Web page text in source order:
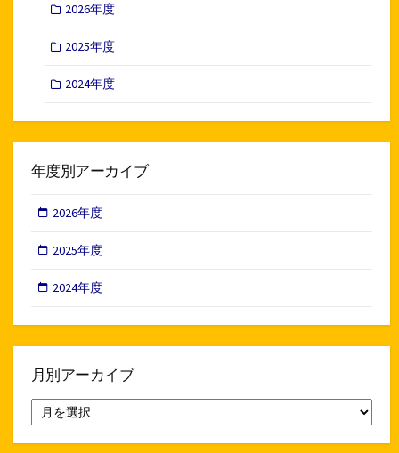
2026年度
2025年度
2024年度
年度別アーカイブ
2026年度
2025年度
2024年度
月別アーカイブ
別
ア